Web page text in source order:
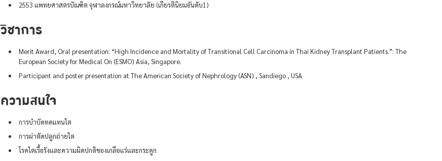
2553 แพทยศาสตรบัณฑิต จุฬาลงกรณ์มหาวิทยาลัย (เกียรตินิยมอันดับ1)
วิชาการ
Merit Award, Oral presentation: “High Incidence and Mortality of Transitional Cell Carcinoma in Thai Kidney Transplant Patients.”: The
European Society for Medical On (ESMO) Asia, Singapore.
Participant and poster presentation at The American Society of Nephrology (ASN) , Sandiego , USA
ความสนใจ
การบำบัดทดแทนไต
การผ่าตัดปลูกถ่ายไต
โรคไตเรื้อรังและความผิดปกติของเกลือแร่และกระดูก